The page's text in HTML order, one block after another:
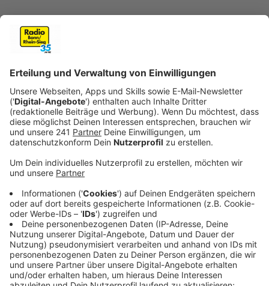
Das hängt davon ab, welches Gebiet betroffen ist und
wovon die Gefahr ausgeht. Generell gilt: im Kriegsfall
Einrichtungen des Bundes die Verantwortung. Um den
Katastrophenschutz in Friedenszeiten kümmern sich
die Länder und Kommunen. In der baden-
württembergischen Gemeinde Murr warnte die
Leitstelle des Landkreises Ludwigsburg
beispielsweise Ende November vor einer
vorübergehenden Trinkwasserverschmutzung. Über die
NINA-Warnapp wurde den Einwohnern empfohlen, das
Wasser abzukochen. Die NINA-App haben rund 13
Millionen Menschen heruntergeladen. Wie viele
Bürgerinnen und Bürger die App aber bis heute auf dem
Smartphone haben und nutzen, ist nicht bekannt.
Anzeige